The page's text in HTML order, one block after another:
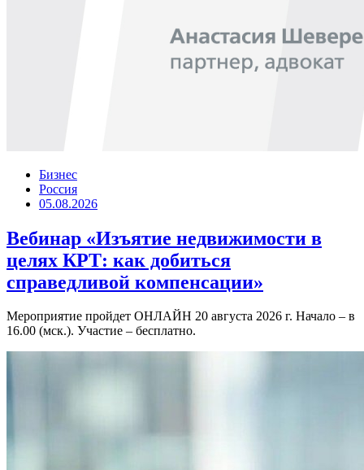
Бизнес
Россия
05.08.2026
Вебинар «Изъятие недвижимости в
целях КРТ: как добиться
справедливой компенсации»
Мероприятие пройдет ОНЛАЙН 20 августа 2026 г. Начало – в
16.00 (мск.). Участие – бесплатно.